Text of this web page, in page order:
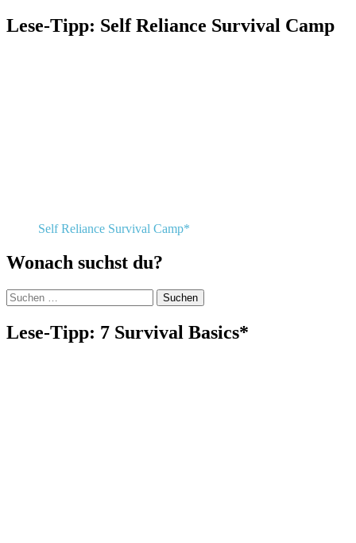
Lese-Tipp: Self Reliance Survival Camp
Self Reliance Survival Camp*
Wonach suchst du?
Suchen
nach:
Lese-Tipp: 7 Survival Basics*